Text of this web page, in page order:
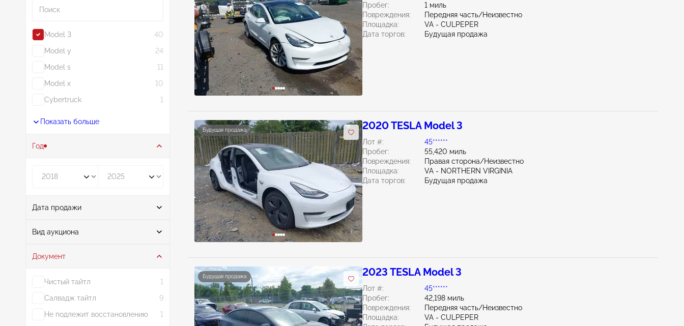
Model 3
40
Model y
24
Model s
11
Model x
10
Cybertruck
1
Показать больше
Год
Дата продажи
От
Вид аукциона
Аукцион 40
Документ
Чистый тайтл
1
Салвадж тайтл
9
Не подлежит восстановлению
1
Пробег:
1 миль
Повреждения:
Передняя часть/Неизвестно
Площадка:
VA - CULPEPER
Дата торгов:
Будущая продажа
Будущая продажа 2020 TESLA Model 3
Лот #:
45******
Пробег:
55,420 миль
Повреждения:
Правая сторона/Неизвестно
Площадка:
VA - NORTHERN VIRGINIA
Дата торгов:
Будущая продажа
Будущая продажа 2023 TESLA Model 3
Лот #:
45******
Пробег:
42,198 миль
Повреждения:
Передняя часть/Неизвестно
Площадка:
VA - CULPEPER